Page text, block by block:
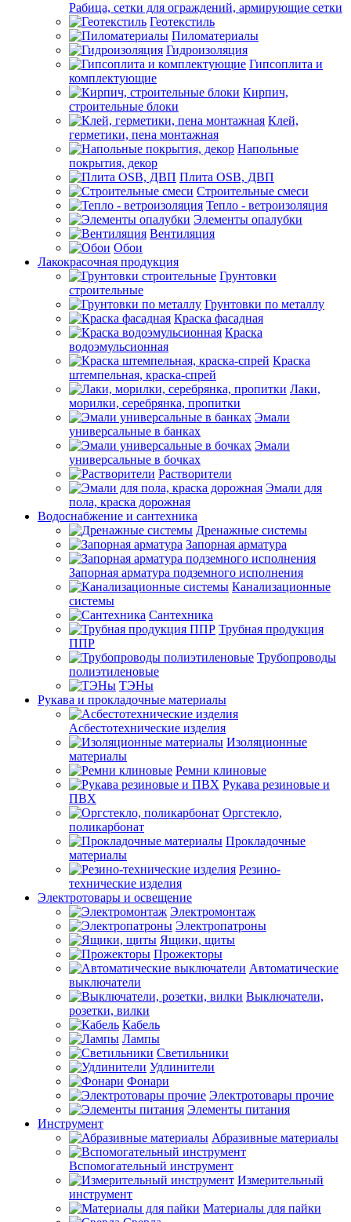
Рабица, сетки для ограждений, армирующие сетки
Геотекстиль
Пиломатериалы
Гидроизоляция
Гипсоплита и
комплектующие
Кирпич,
строительные блоки
Клей,
герметики, пена монтажная
Напольные
покрытия, декор
Плита OSB, ДВП
Строительные смеси
Тепло - ветроизоляция
Элементы опалубки
Вентиляция
Обои
Лакокрасочная продукция
Грунтовки
строительные
Грунтовки по металлу
Краска фасадная
Краска
водоэмульсионная
Краска
штемпельная, краска-спрей
Лаки,
морилки, серебрянка, пропитки
Эмали
универсальные в банках
Эмали
универсальные в бочках
Растворители
Эмали для
пола, краска дорожная
Водоснабжение и сантехника
Дренажные системы
Запорная арматура
Запорная арматура подземного исполнения
Канализационные
системы
Сантехника
Трубная продукция
ППР
Трубопроводы
полиэтиленовые
ТЭНы
Рукава и прокладочные материалы
Асбестотехнические изделия
Изоляционные
материалы
Ремни клиновые
Рукава резиновые и
ПВХ
Оргстекло,
поликарбонат
Прокладочные
материалы
Резино-
технические изделия
Электротовары и освещение
Электромонтаж
Электропатроны
Ящики, щиты
Прожекторы
Автоматические
выключатели
Выключатели,
розетки, вилки
Кабель
Лампы
Светильники
Удлинители
Фонари
Электротовары прочие
Элементы питания
Инструмент
Абразивные материалы
Вспомогательный инструмент
Измерительный
инструмент
Материалы для пайки